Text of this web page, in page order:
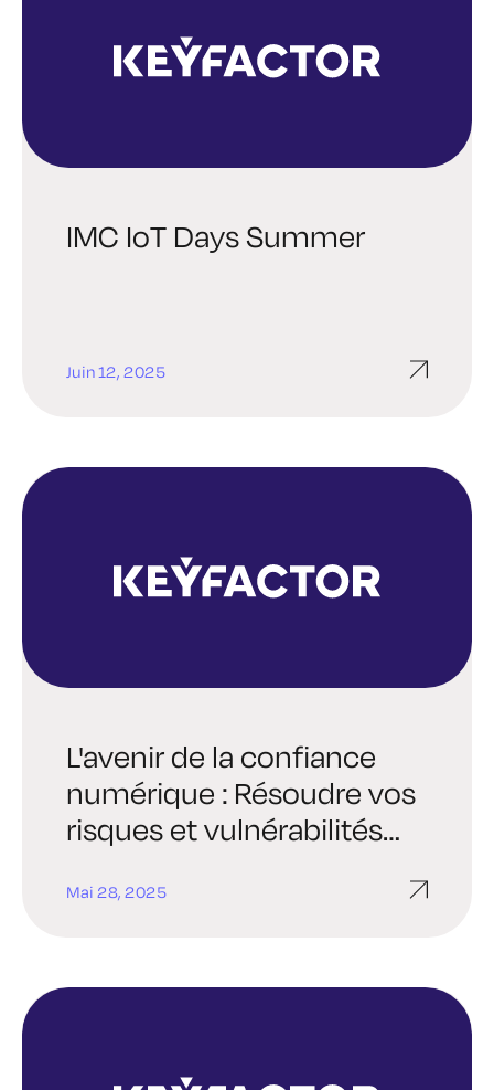
IMC IoT Days Summer
Juin 12, 2025
L'avenir de la confiance
numérique : Résoudre vos
risques et vulnérabilités
Mai 28, 2025